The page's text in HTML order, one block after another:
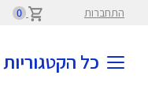
התחברות 0
כל הקטגוריות